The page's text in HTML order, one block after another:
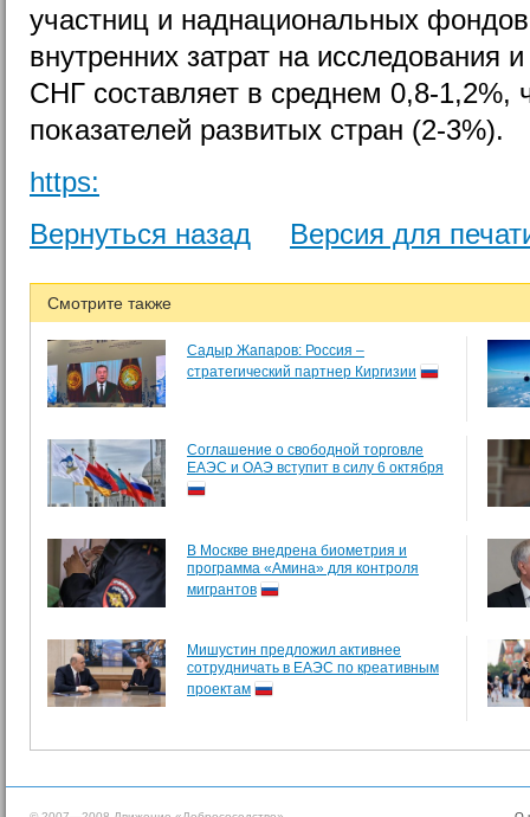
участниц и наднациональных
внутренних затрат на исследования
СНГ составляет в среднем 0,8-1,2%,
показателей развитых стран (2-3%).
https:
Вернуться назад
Версия для
Смотрите также
Садыр Жапаров: Россия –
стратегический партнер Киргизии
Соглашение о свободной торговле
ЕАЭС и ОАЭ вступит в силу 6 октября
В Москве внедрена биометрия и
программа «Амина» для контроля
мигрантов
Мишустин предложил активнее
сотрудничать в ЕАЭС по креативным
проектам